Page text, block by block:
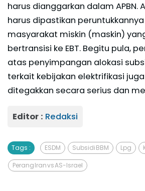
harus dianggarkan dalam APBN.
harus dipastikan
masyarakat miskin (maskin)
bertransisi ke EBT. Begitu pula,
atas penyimpangan alokasi
terkait kebijakan elektrifikasi
ditegakkan secara serius dan
Editor : Redaksi
Tags : ESDM Subsidi BBM Lpg
Perang Iran vs AS-Israel